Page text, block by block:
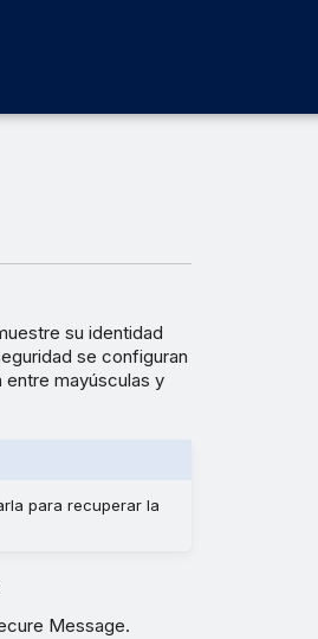
su identidad
se configuran
mayúsculas y
para recuperar la
Message.